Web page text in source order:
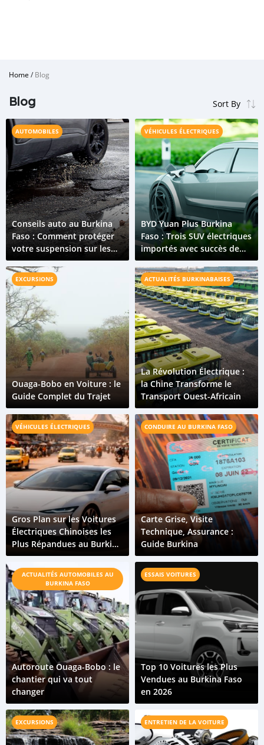
Home /Blog
Blog
AUTOMOBILES
Conseils auto au Burkina
Faso : Comment protéger
votre suspension sur les
routes accidentées
VÉHICULES ÉLECTRIQUES
BYD Yuan Plus Burkina
Faso : Trois SUV électriques
importés avec succès de
Chine
EXCURSIONS
Ouaga-Bobo en Voiture : le
Guide Complet du Trajet
ACTUALITÉS BURKINABAISES
La Révolution Électrique :
la Chine Transforme le
Transport Ouest-Africain
VÉHICULES ÉLECTRIQUES
Gros Plan sur les Voitures
Électriques Chinoises les
Plus Répandues au Burkina
Faso
CONDUIRE AU BURKINA FASO
Carte Grise, Visite
Technique, Assurance :
Guide Burkina
ACTUALITÉS AUTOMOBILES AU
BURKINA FASO
Autoroute Ouaga-Bobo : le
chantier qui va tout
changer
ESSAIS VOITURES
Top 10 Voitures les Plus
Vendues au Burkina Faso
en 2026
EXCURSIONS ENTRETIEN DE LA VOITURE